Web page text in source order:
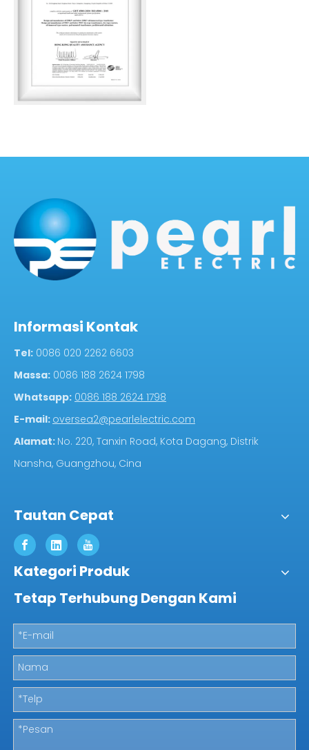
Informasi Kontak
Tel: 0086 020 2262 6603
Massa: 0086 188 2624 1798
Whatsapp: 0086 188 2624 1798
E-mail: oversea2@pearlelectric.com
Alamat: No. 220, Tanxin Road, Kota Dagang, Distrik
Nansha, Guangzhou, Cina
Tautan Cepat
Kategori Produk
Tetap Terhubung Dengan Kami